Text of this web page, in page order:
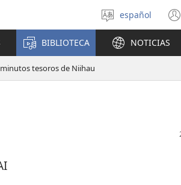
Seleccionar
idioma
español
BIBLIOTECA NOTICIAS
tesoros de Niihau